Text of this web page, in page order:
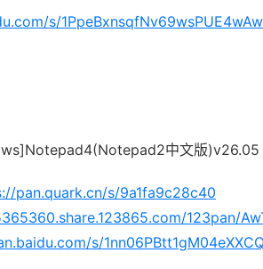
s/
中文版)v26.05
pan.quark.cn/s/9a1fa9c28c40
123pan/
s/